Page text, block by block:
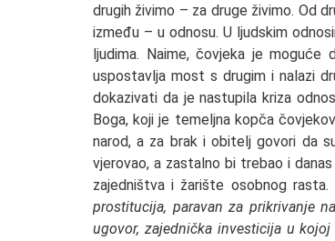
drugih živimo – za druge živimo. Od
između – u odnosu. U ljudskim
ljudima. Naime, čovjeka je
uspostavlja most s drugim i nalazi
dokazivati da je nastupila kriza
Boga, koji je temeljna kopča
narod, a za brak i obitelj govori da
vjerovao, a zastalno bi trebao i
zajedništva i žarište osobnog
prostitucija, paravan za prikrivanje
ugovor, zajednička investicija u